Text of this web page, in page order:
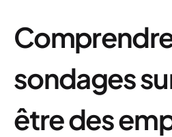
sondages
être des